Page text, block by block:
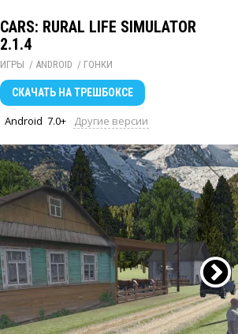
CARS: RURAL LIFE SIMULATOR
2.1.4
ИГРЫ / ANDROID / ГОНКИ
СКАЧАТЬ НА ТРЕШБОКСЕ
Android 7.0+ Другие версии